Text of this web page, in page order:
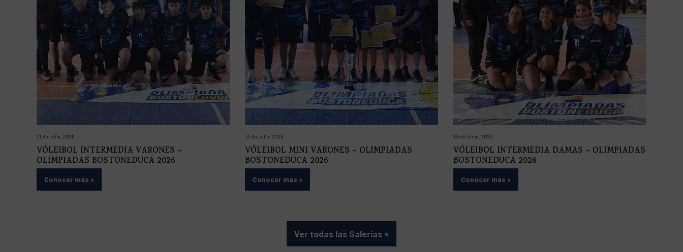
21 de Julio, 2026
VÓLEIBOL INTERMEDIA VARONES –
OLIMPIADAS BOSTONEDUCA 2026
Conocer más »
13 de Julio, 2026
VÓLEIBOL MINI VARONES – OLIMPIADAS
BOSTONEDUCA 2026
Conocer más »
16 de Junio, 2026
VÓLEIBOL INTERMEDIA DAMAS – OLIMPIADAS
BOSTONEDUCA 2026
Conocer más »
Ver todas las Galerías »